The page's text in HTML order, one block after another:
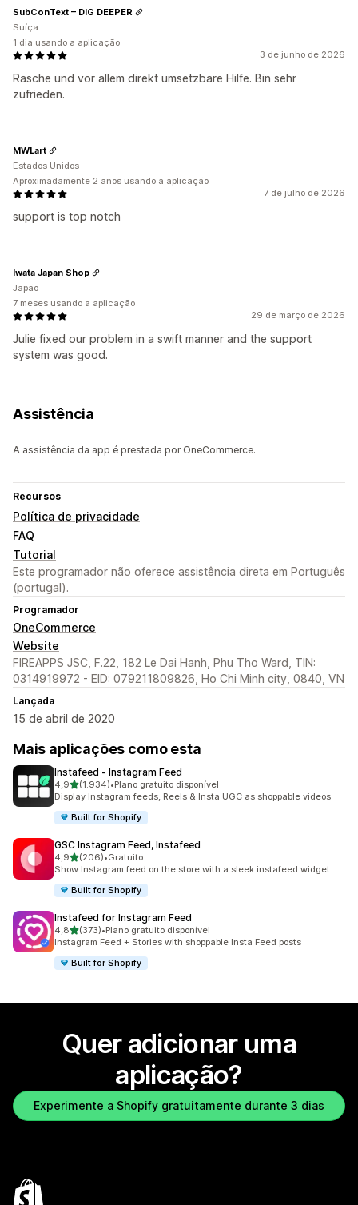
3 de junho de 2026
Rasche und vor allem direkt umsetzbare Hilfe. Bin sehr
zufrieden.
SubConText – DIG DEEPER
Suíça
1 dia usando a aplicação
7 de julho de 2026
support is top notch
MWLart
Estados Unidos
Aproximadamente 2 anos usando a aplicação
29 de março de 2026
Julie fixed our problem in a swift manner and the support
system was good.
Iwata Japan Shop
Japão
7 meses usando a aplicação
Assistência
A assistência da app é prestada por OneCommerce.
Recursos
Política de privacidade
FAQ
Tutorial
Este programador não oferece assistência direta em Português
(portugal).
Programador
OneCommerce
Website
FIREAPPS JSC, F.22, 182 Le Dai Hanh, Phu Tho Ward, TIN:
0314919972 - EID: 079211809826, Ho Chi Minh city, 0840, VN
Lançada
15 de abril de 2020
Mais aplicações como esta
Instafeed ‑ Instagram Feed
4,9de 5 estrelas
(1.934)
1934 total de avaliações
•Plano gratuito disponível
Display Instagram feeds, Reels & Insta UGC as shoppable videos
Built for Shopify
GSC Instagram Feed, Instafeed
4,9de 5 estrelas
(206)
206 total de avaliações
•Gratuito
Show Instagram feed on the store with a sleek instafeed widget
Built for Shopify
Instafeed for Instagram Feed
4,8de 5 estrelas
(373)
373 total de avaliações
•Plano gratuito disponível
Instagram Feed + Stories with shoppable Insta Feed posts
Built for Shopify
Quer adicionar uma
aplicação?
Experimente a Shopify gratuitamente durante 3 dias